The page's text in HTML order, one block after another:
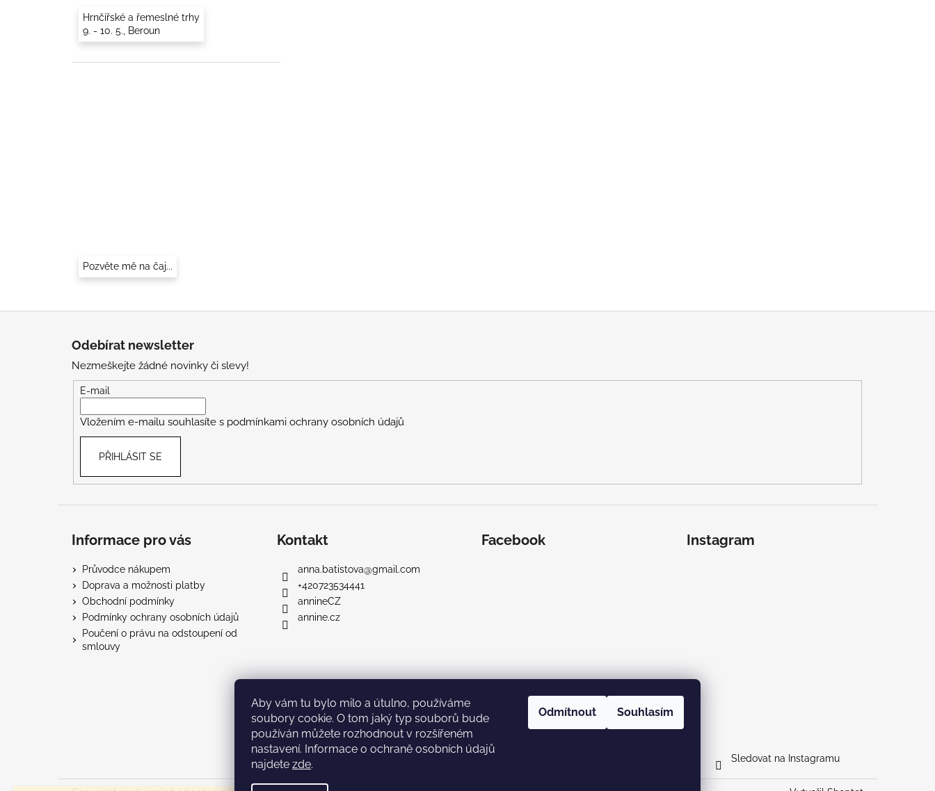
Aby vám tu bylo milo a útulno, používáme
soubory cookie. O tom jaký typ souborů bude
používán můžete rozhodnout v rozšířeném
nastavení. Informace o ochraně osobních údajů
najdete zde.
Odmítnout Souhlasím
Hrnčířské a řemeslné trhy
9. - 10. 5., Beroun
Pozvěte mě na čaj...
Odebírat newsletter
Nezmeškejte žádné novinky či slevy!
E-mail
Vložením e-mailu souhlasíte s podmínkami ochrany osobních údajů
PŘIHLÁSIT SE
Informace pro vás
Průvodce nákupem
Doprava a možnosti platby
Obchodní podmínky
Podmínky ochrany osobních údajů
Poučení o právu na odstoupení od
smlouvy
Kontakt
anna.batistova@gmail.com
+420723534441
annineCZ
annine.cz
Facebook Instagram
Sledovat na Instagramu